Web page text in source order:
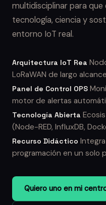
multidisciplinar para que
tecnología, ciencia y
entorno IoT real.
Arquitectura IoT Rea
LoRaWAN de largo
Panel de Control OPS
motor de alertas
Tecnología Abierta
(Node-RED, InfluxDB,
Recurso Didáctico
programación en un solo
Quiero uno en mi